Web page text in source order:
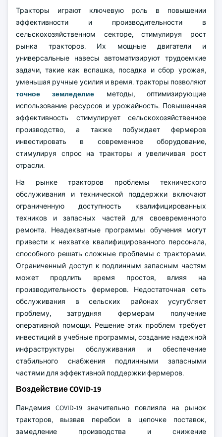
Тракторы играют ключевую роль в повышении
эффективности и производительности в
сельскохозяйственном секторе, стимулируя рост
рынка тракторов. Их мощные двигатели и
универсальные навесы автоматизируют трудоемкие
задачи, такие как вспашка, посадка и сбор урожая,
уменьшая ручные усилия и время. тракторы позволяют
точное земледелие методы, оптимизирующие
использование ресурсов и урожайность. Повышенная
эффективность стимулирует сельскохозяйственное
производство, а также побуждает фермеров
инвестировать в современное оборудование,
стимулируя спрос на тракторы и увеличивая рост
отрасли.
На рынке тракторов проблемы технического
обслуживания и технической поддержки включают
ограниченную доступность квалифицированных
техников и запасных частей для своевременного
ремонта. Неадекватные программы обучения могут
привести к нехватке квалифицированного персонала,
способного решать сложные проблемы с тракторами.
Ограниченный доступ к подлинным запасным частям
может продлить время простоя, влияя на
производительность фермеров. Недостаточная сеть
обслуживания в сельских районах усугубляет
проблему, затрудняя фермерам получение
оперативной помощи. Решение этих проблем требует
инвестиций в учебные программы, создание надежной
инфраструктуры обслуживания и обеспечение
стабильного снабжения подлинными запасными
частями для эффективной поддержки фермеров.
Воздействие COVID-19
Пандемия COVID-19 значительно повлияла на рынок
тракторов, вызвав перебои в цепочке поставок,
замедление производства и снижение